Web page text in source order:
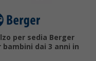
per sedia Berger
bambini dai 3 anni in